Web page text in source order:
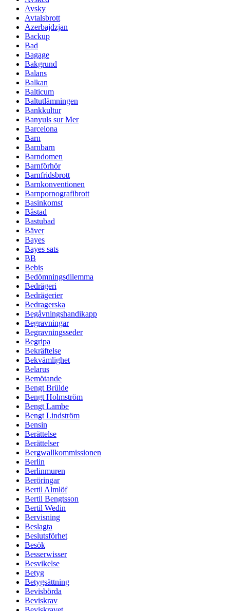
Avsky
Avtalsbrott
Azerbajdzjan
Backup
Bad
Bagage
Bakgrund
Balans
Balkan
Balticum
Baltutlämningen
Bankkultur
Banyuls sur Mer
Barcelona
Barn
Barnbarn
Barndomen
Barnförhör
Barnfridsbrott
Barnkonventionen
Barnpornografibrott
Basinkomst
Båstad
Bastubad
Bäver
Bayes
Bayes sats
BB
Bebis
Bedömningsdilemma
Bedrägeri
Bedrägerier
Bedragerska
Begåvningshandikapp
Begravningar
Begravningsseder
Begripa
Bekräftelse
Bekvämlighet
Belarus
Bemötande
Bengt Brülde
Bengt Holmström
Bengt Lambe
Bengt Lindström
Bensin
Berättelse
Berättelser
Bergwallkommissionen
Berlin
Berlinmuren
Beröringar
Bertil Almlöf
Bertil Bengtsson
Bertil Wedin
Bervisning
Beslagta
Beslutsförhet
Besök
Besserwisser
Besvikelse
Betyg
Betygsättning
Bevisbörda
Beviskrav